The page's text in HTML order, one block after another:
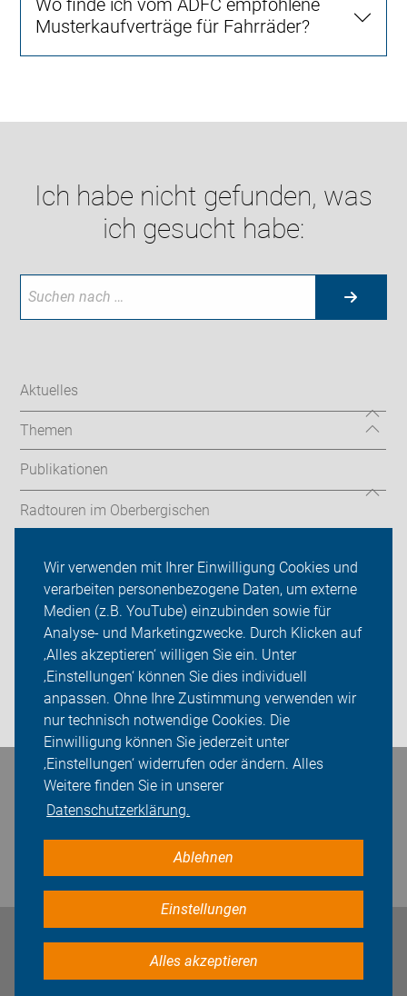
Wir verwenden mit Ihrer Einwilligung Cookies und
verarbeiten personenbezogene Daten, um externe
Medien (z.B. YouTube) einzubinden sowie für
Analyse- und Marketingzwecke. Durch Klicken auf
‚Alles akzeptieren‘ willigen Sie ein. Unter
‚Einstellungen‘ können Sie dies individuell
anpassen. Ohne Ihre Zustimmung verwenden wir
nur technisch notwendige Cookies. Die
Einwilligung können Sie jederzeit unter
‚Einstellungen‘ widerrufen oder ändern. Alles
Weitere finden Sie in unserer
Datenschutzerklärung.
Ablehnen
Einstellungen
Alles akzeptieren
Wo finde ich vom ADFC empfohlene
Musterkaufverträge für Fahrräder?
Ich habe nicht gefunden, was
ich gesucht habe:
Aktuelles
Themen
Publikationen
Radtouren im Oberbergischen
Kreisverband Oberberg
Sei dabei
Presse
Login
Bleiben Sie in Kontakt